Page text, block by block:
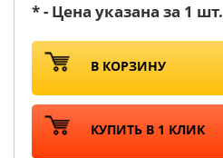
* - Цена указана за 1 шт.
В КОРЗИНУ
КУПИТЬ В 1 КЛИК